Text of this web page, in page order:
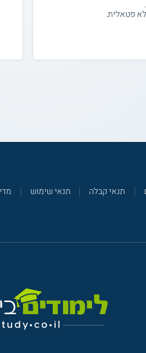
תנאי קבלה תנאי שימוש